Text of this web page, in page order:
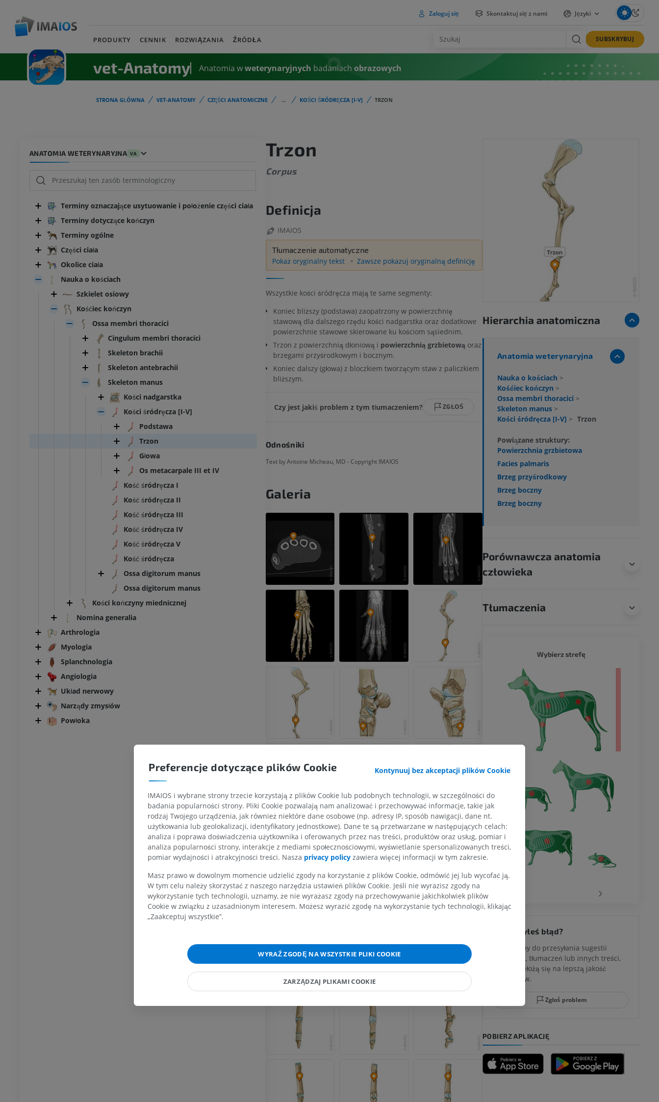
Zaloguj się Skontaktuj się z nami Języki
PRODUKTY CENNIK ROZWIĄZANIA ŹRÓDŁA SUBSKRYBUJ
vet-Anatomy Anatomia wweterynaryjnych badaniach obrazowych
STRONA GŁÓWNA VET-ANATOMY CZĘŚCI ANATOMICZNE ... KOŚCI ŚRÓDRĘCZA [I-V] TRZON
ANATOMIA WETERYNARYJNA VA
Terminy oznaczające usytuowanie i położenie części ciała
Terminy dotyczące kończyn
Terminy ogólne
Części ciała
Okolice ciała
Nauka o kościach
Szkielet osiowy
Kośćiec kończyn
Ossa membri thoracici
Cingulum membri thoracici
Skeleton brachii
Skeleton antebrachii
Skeleton manus
Kości nadgarstka
Kości śródręcza [I-V]
Podstawa
Trzon
Głowa
Os metacarpale III et IV
Kość śródręcza I
Kość śródręcza II
Kość śródręcza III
Kość śródręcza IV
Kość śródręcza V
Kość śródręcza
Ossa digitorum manus
Ossa digitorum manus
Kości kończyny miednicznej
Nomina generalia
Arthrologia
Myologia
Splanchnologia
Angiologia
Układ nerwowy
Narządy zmysłów
Powłoka
Trzon
Corpus
Definicja
IMAIOS
Tłumaczenie automatyczne
Pokaż oryginalny tekst
Zawsze pokazuj oryginalną definicję
Wszystkie kości śródręcza mają te same segmenty:
Koniec bliższy (podstawa) zaopatrzony w powierzchnię
stawową dla dalszego rzędu kości nadgarstka oraz dodatkowe
powierzchnie stawowe skierowane ku kościom sąsiednim.
Trzon z powierzchnią dłoniową i powierzchnią grzbietowąoraz
brzegami przyśrodkowym i bocznym.
Koniec dalszy (głowa) z bloczkiem tworzącym staw z paliczkiem
bliższym.
Czy jest jakiś problem z tym tłumaczeniem? ZGŁOŚ
Odnośniki
Text by Antoine Micheau, MD - Copyright IMAIOS
Galeria
Hierarchia anatomiczna
Anatomia weterynaryjna
Nauka o kościach >
Kośćiec kończyn >
Ossa membri thoracici >
Skeleton manus >
Kości śródręcza [I-V] > Trzon
Powiązane struktury:
Powierzchnia grzbietowa
Facies palmaris
Brzeg przyśrodkowy
Brzeg boczny
Brzeg boczny
Porównawcza anatomia
człowieka
Tłumaczenia
piersiowa
BYDŁO
PREMIUM
Koń - Osteologia
Koń – osteologia
ZA DARMO
Koń – nadgarstek
Koń – Miologia
Ilustracje
PREMIUM
Koń - Palec
RM
Koń – palec i kopyto
Koń – głowa
TK
PREMIUM
MYSZ Wybierz strefę
›
Zauważyłeś błąd?
Zachęcamy do przesyłania sugestii
poprawek, tłumaczeń lub innych treści,
które przełożą się na lepszą jakość
materiałów.
Zgłoś problem
POBIERZ APLIKACJĘ
Preferencje dotyczące plików Cookie Kontynuuj bez akceptacji plików Cookie
IMAIOS i wybrane strony trzecie korzystają z plików Cookie lub podobnych technologii, w szczególności do
badania popularności strony. Pliki Cookie pozwalają nam analizować i przechowywać informacje, takie jak
rodzaj Twojego urządzenia, jak również niektóre dane osobowe (np. adresy IP, sposób nawigacji, dane nt.
użytkowania lub geolokalizacji, identyfikatory jednostkowe). Dane te są przetwarzane w następujących celach:
analiza i poprawa doświadczenia użytkownika i oferowanych przez nas treści, produktów oraz usług, pomiar i
analiza popularności strony, interakcje z mediami społecznościowymi, wyświetlanie spersonalizowanych treści,
pomiar wydajności i atrakcyjności treści. Nasza privacy policy zawiera więcej informacji w tym zakresie.
Masz prawo w dowolnym momencie udzielić zgody na korzystanie z plików Cookie, odmówić jej lub wycofać ją.
W tym celu należy skorzystać z naszego narzędzia ustawień plików Cookie. Jeśli nie wyrazisz zgody na
wykorzystanie tych technologii, uznamy, że nie wyrażasz zgody na przechowywanie jakichkolwiek plików
Cookie w związku z uzasadnionym interesem. Możesz wyrazić zgodę na wykorzystanie tych technologii, klikając
„Zaakceptuj wszystkie”.
WYRAŹ ZGODĘ NA WSZYSTKIE PLIKI COOKIE
ZARZĄDZAJ PLIKAMI COOKIE